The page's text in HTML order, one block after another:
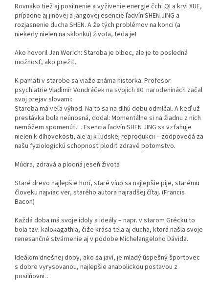
Rovnako tiež aj posilnenie a vyživenie energie čchi QI a krvi XUE,
prípadne aj jinovej a jangovej esencie ľadvín SHEN JING a
rozjasnenie ducha SHEN. A že tých problémov na konci (a
niekedy nielen na sklonku) života, teda je!
Ako hovoril Jan Werich: Staroba je blbec, ale je to posledná
možnosť, ako prežiť.
K pamäti v starobe sa viaže známa historka: Profesor
psychiatrie Vladimír Vondráček na svojich 80. narodeninách začal
svoj prejav slovami:
Staroba má veľa výhod. Na to sa na dlhú dobu odmlčal. A keď už
prestávka bola neúnosná, dodal: Momentálne si na žiadnu z nich
nemôžem spomenúť… Esencia ľadvín SHEN JING sa vzťahuje
nielen k dlhovekosti, ale aj k ľudskej reprodukcii – zodpovedá za
našu fyziologickú schopnosť plodiť zdravé potomstvo.
Múdra, zdravá a plodná jeseň života
Staré drevo najlepšie horí, staré víno sa najlepšie pije, starému
človeku najviac ver, starého autora najradšej čítaj. (Francis
Bacon)
Každá doba má svoje idoly a ideály – napr. v starom Grécku to
bola tzv. kalokagathia, čiže krása tela aj ducha, ktorá našla svoje
renesančné stvárnenie aj v podobe Michelangeloho Dávida.
Ideálom dnešnej doby, ako sa javí, je mladý úspešný športovec
s dobre vyrysovanou, najlepšie anabolickou postavou z
posilňovni…